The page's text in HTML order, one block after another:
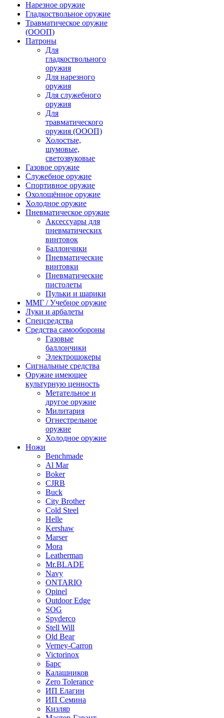
Нарезное оружие
Гладкоствольное оружие
Травматическое оружие
(ОООП)
Патроны
Для
гладкоствольного
оружия
Для нарезного
оружия
Для служебного
оружия
Для
травматического
оружия (ОООП)
Холостые,
шумовые,
светозвуковые
Газовое оружие
Служебное оружие
Спортивное оружие
Охолощённое оружие
Холодное оружие
Пневматическое оружие
Аксессуары для
пневматических
винтовок
Баллончики
Пневматические
винтовки
Пневматические
пистолеты
Пульки и шарики
ММГ / Учебное оружие
Луки и арбалеты
Спецсредства
Средства самообороны
Газовые
баллончики
Электрошокеры
Сигнальные средства
Оружие имеющее
культурную ценность
Метательное и
другое оружие
Милитария
Огнестрельное
оружие
Холодное оружие
Ножи
Benchmade
Al Mar
Boker
CJRB
Buck
City Brother
Cold Steel
Helle
Kershaw
Marser
Mora
Leatherman
Mr.BLADE
Navy
ONTARIO
Opinel
Outdoor Edge
SOG
Spyderco
Stell Will
Old Bear
Verney-Carron
Victorinox
Барс
Калашников
Zero Tolerance
ИП Елагин
ИП Семина
Кизляр